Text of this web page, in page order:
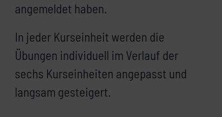
angemeldet haben.
In jeder Kurseinheit werden die
Übungen individuell im Verlauf der
sechs Kurseinheiten angepasst und
langsam gesteigert.